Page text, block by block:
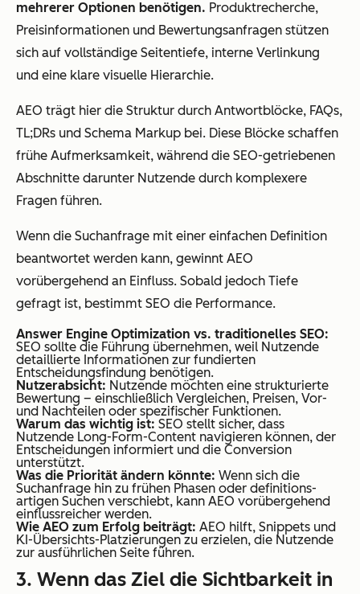
mehrerer Optionen benötigen. Produktrecherche,
Preisinformationen und Bewertungsanfragen stützen
sich auf vollständige Seitentiefe, interne Verlinkung
und eine klare visuelle Hierarchie.
AEO trägt hier die Struktur durch Antwortblöcke, FAQs,
TL;DRs und Schema Markup bei. Diese Blöcke schaffen
frühe Aufmerksamkeit, während die SEO-getriebenen
Abschnitte darunter Nutzende durch komplexere
Fragen führen.
Wenn die Suchanfrage mit einer einfachen Definition
beantwortet werden kann, gewinnt AEO
vorübergehend an Einfluss. Sobald jedoch Tiefe
gefragt ist, bestimmt SEO die Performance.
Answer Engine Optimization vs. traditionelles SEO:
SEO sollte die Führung übernehmen, weil Nutzende
detaillierte Informationen zur fundierten
Entscheidungsfindung benötigen.
Nutzerabsicht: Nutzende möchten eine strukturierte
Bewertung – einschließlich Vergleichen, Preisen, Vor-
und Nachteilen oder spezifischer Funktionen.
Warum das wichtig ist: SEO stellt sicher, dass
Nutzende Long-Form-Content navigieren können, der
Entscheidungen informiert und die Conversion
unterstützt.
Was die Priorität ändern könnte: Wenn sich die
Suchanfrage hin zu frühen Phasen oder definitions-
artigen Suchen verschiebt, kann AEO vorübergehend
einflussreicher werden.
Wie AEO zum Erfolg beiträgt: AEO hilft, Snippets und
KI-Übersichts-Platzierungen zu erzielen, die Nutzende
zur ausführlichen Seite führen.
3. Wenn das Ziel die Sichtbarkeit in